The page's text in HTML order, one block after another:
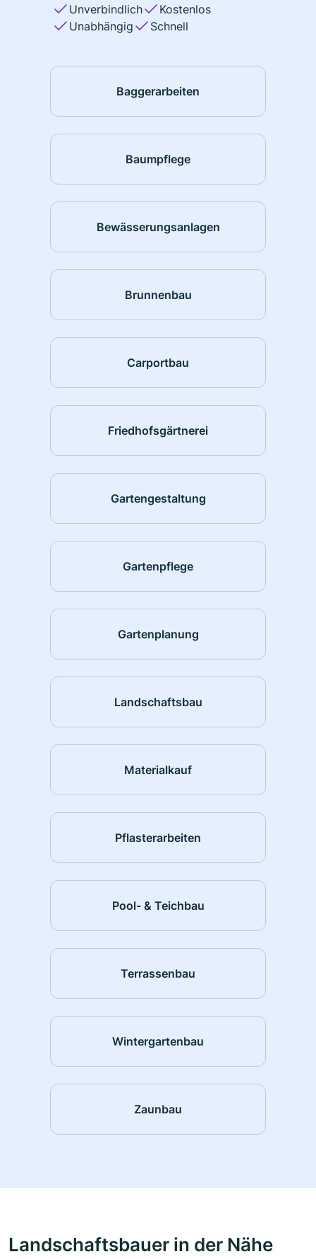
Unverbindlich
Kostenlos
Unabhängig
Schnell
Baggerarbeiten
Baumpflege
Bewässerungsanlagen
Brunnenbau
Carportbau
Friedhofsgärtnerei
Gartengestaltung
Gartenpflege
Gartenplanung
Landschaftsbau
Materialkauf
Pflasterarbeiten
Pool- & Teichbau
Terrassenbau
Wintergartenbau
Zaunbau
Landschaftsbauer in der Nähe